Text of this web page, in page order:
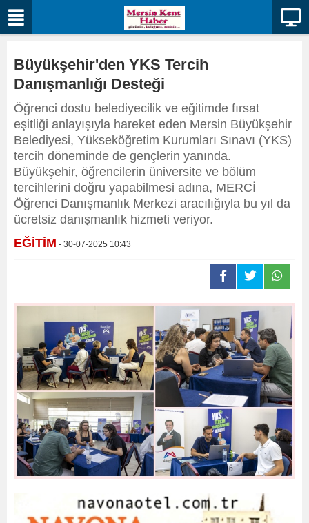
Büyükşehir'den YKS Tercih
Danışmanlığı Desteği
Öğrenci dostu belediyecilik ve eğitimde fırsat
eşitliği anlayışıyla hareket eden Mersin Büyükşehir
Belediyesi, Yükseköğretim Kurumları Sınavı (YKS)
tercih döneminde de gençlerin yanında.
Büyükşehir, öğrencilerin üniversite ve bölüm
tercihlerini doğru yapabilmesi adına, MERCİ
Öğrenci Danışmanlık Merkezi aracılığıyla bu yıl da
ücretsiz danışmanlık hizmeti veriyor.
EĞİTİM - 30-07-2025 10:43